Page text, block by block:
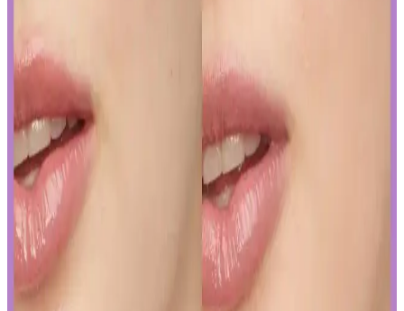
Seçimi ve Uygulama Yöntemleri
Gözaltı kapatıcısı seçimi ve uygulama teknikleriyle doğal görünüm
yakalamak için hafif ürünler ve doğru uygulama yöntemleri
önemlidir. İnce katmanlar ve uygun tonlar ile göz altlarınızda doğal
parlaklık sağlayabilirsiniz.
Ağız Bakımı ve Hijyenin Temel Unsurları: Günlük
Diş Temizliği ve Koruyucu Ürünler
Diş macunu ve diş fırçası, ağız hijyeninin temel taşlarıdır. Florür
içeren ürünler dişleri güçlendirir, düzenli kullanım sağlıklı gülüşler
sağlar.
Uzun Süre Kalıcı ve Doğal Mat Fondötenler: